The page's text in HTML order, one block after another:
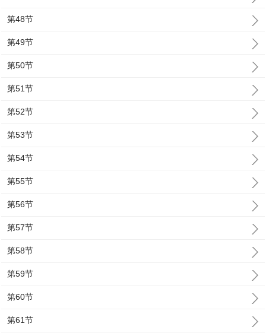
第48节
第49节
第50节
第51节
第52节
第53节
第54节
第55节
第56节
第57节
第58节
第59节
第60节
第61节